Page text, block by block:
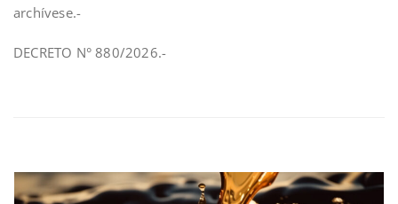
archívese.-
DECRETO N° 880/2026.-